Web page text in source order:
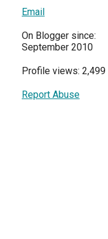
Email
On Blogger since:
September 2010
Profile views: 2,499
Report Abuse